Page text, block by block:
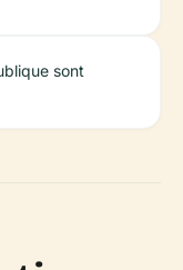
sont